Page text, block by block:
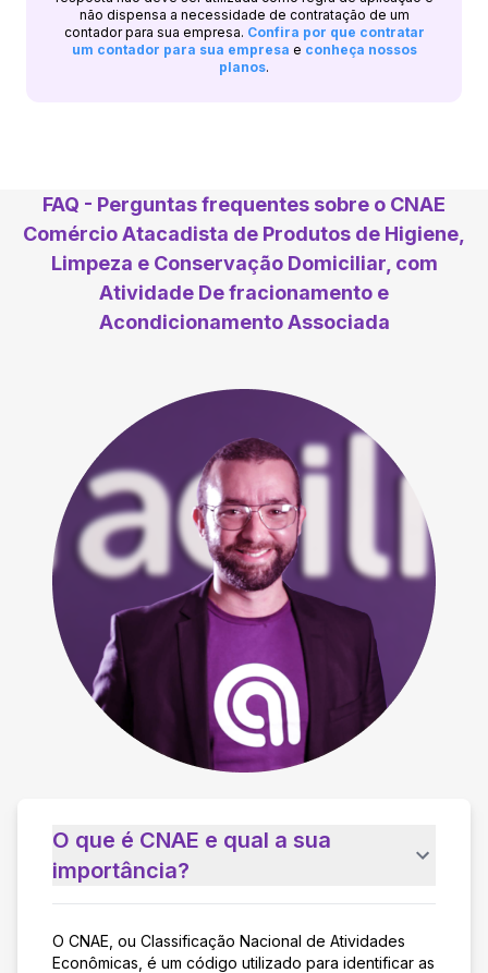
não dispensa a necessidade de contratação de um
contador para sua empresa. Confira por que contratar
um contador para sua empresa e conheça nossos
planos.
FAQ - Perguntas frequentes sobre o CNAE
Comércio Atacadista de Produtos de Higiene,
Limpeza e Conservação Domiciliar, com
Atividade De fracionamento e
Acondicionamento Associada
O que é CNAE e qual a sua
importância?
O CNAE, ou Classificação Nacional de Atividades
Econômicas, é um código utilizado para identificar as